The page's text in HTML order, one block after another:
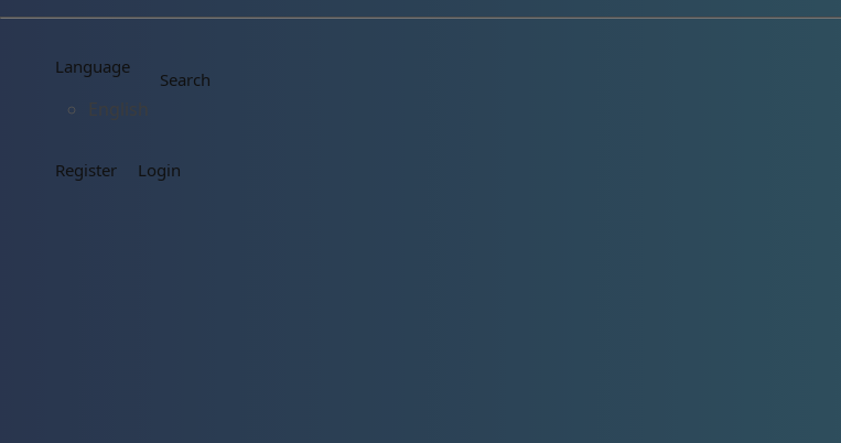
Language
Search
Register Login